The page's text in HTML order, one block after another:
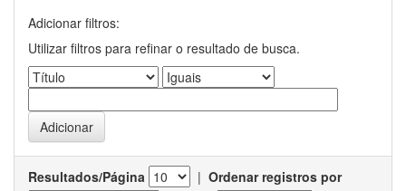
Adicionar filtros:
Utilizar filtros para refinar o resultado de busca.
Resultados/Página | Ordenar registros por